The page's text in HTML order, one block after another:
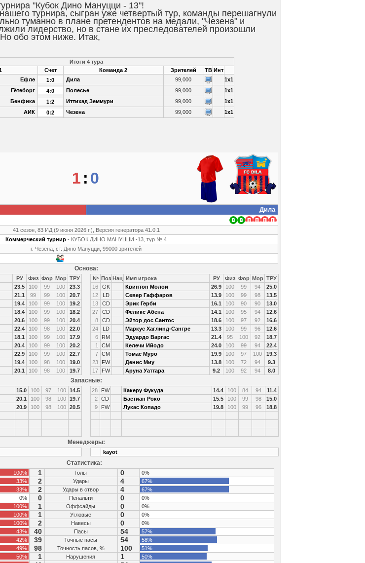
"Кубок Дино Мануцци - 13"!
турнира, сыгран уже четвертый тур, команды перешагнули
туманно в плане претендентов на медали, "Чезена" и
лидерство, но в стане их преследователей произошли
обо этом ниже. Итак,
Итоги 4 тура
Счет Команда 2 Зрителей ТВ Инт
Ефле
1:0 Дила 99,000
1x1
Гётеборг
4:0 Полесье 99,000
1x1
Бенфика
1:2 Иттихад Земмури 99,000
1x1
АИК
0:2 Чезена 99,000 1x1
1 : 0
Дила
41 сезон, 83 ИД (9 июня 2026 г.), Версия генератора 41.0.1
Коммерческий турнир - КУБОК ДИНО МАНУЦЦИ -13, тур № 4
г. Чезена, ст. Дино Мануцци, 99000 зрителей
Основа:
РУ Физ Фор Мор ТРУ
23.5 100 99 100
23.3
21.1 99 99 100
20.7
19.4 100 99 100
19.2
18.4 100 99 100
18.2
20.6 100 99 100
20.4
22.4 100 98 100
22.0
18.1 100 99 100
17.9
20.4 100 99 100
20.2
22.9 100 99 100
22.7
19.4 100 98 100
19.0
20.1 100 98 100 19.7
№ Поз Нац Имя игрока РУ Физ Фор Мор ТРУ
16
GK Квинтон Молои 26.9 100 99 94
25.0
12
LD Север Гаффаров 13.9 100 99 98
13.5
13
CD Эрик Герби 16.1 100 90 90
13.0
27
CD Феликс Абена 14.1 100 95 94
12.6
8
CD Эйтор дос Сантос 18.6 100 97 92
16.6
24
LD Маркус Хаглинд-Сангре 13.3 100 99 96
12.6
6
RM Эдуардо Варгас 21.4 95 100 92
18.7
1
CM Келечи Ийодо 24.0 100 99 94
22.4
7 CM Томас Муро 19.9 100 97 100
19.3
23
FW Денис Миу 13.8 100 72 94
9.3
17
FW Аруна Уаттара 9.2 100 92 94 8.0
Запасные:
15.0 100 97 100
14.5
20.1 100 98 100
19.7
20.9 100 98 100 20.5
28 FW Какеру Фукуда 14.4 100 84 94
11.4
2 CD Бастиан Роко 15.5 100 99 98
15.0
9
FW Лукас Копадо 19.8 100 99 96 18.8
Менеджеры:
kayot
Статистика:
100% 1 Голы 0
0%
33%
2 Удары 4
67%
33%
2 Удары в створ 4
67%
0%
0 Пенальти 0
0%
100%
1 Оффсайды 0
0%
100%
1 Угловые 0
0%
100%
2 Навесы 0
0%
43%
40 Пасы 54
57%
42%
39 Точные пасы 54
58%
49%
98 Точность пасов, % 100
51%
50%
1 Нарушения 1
50%